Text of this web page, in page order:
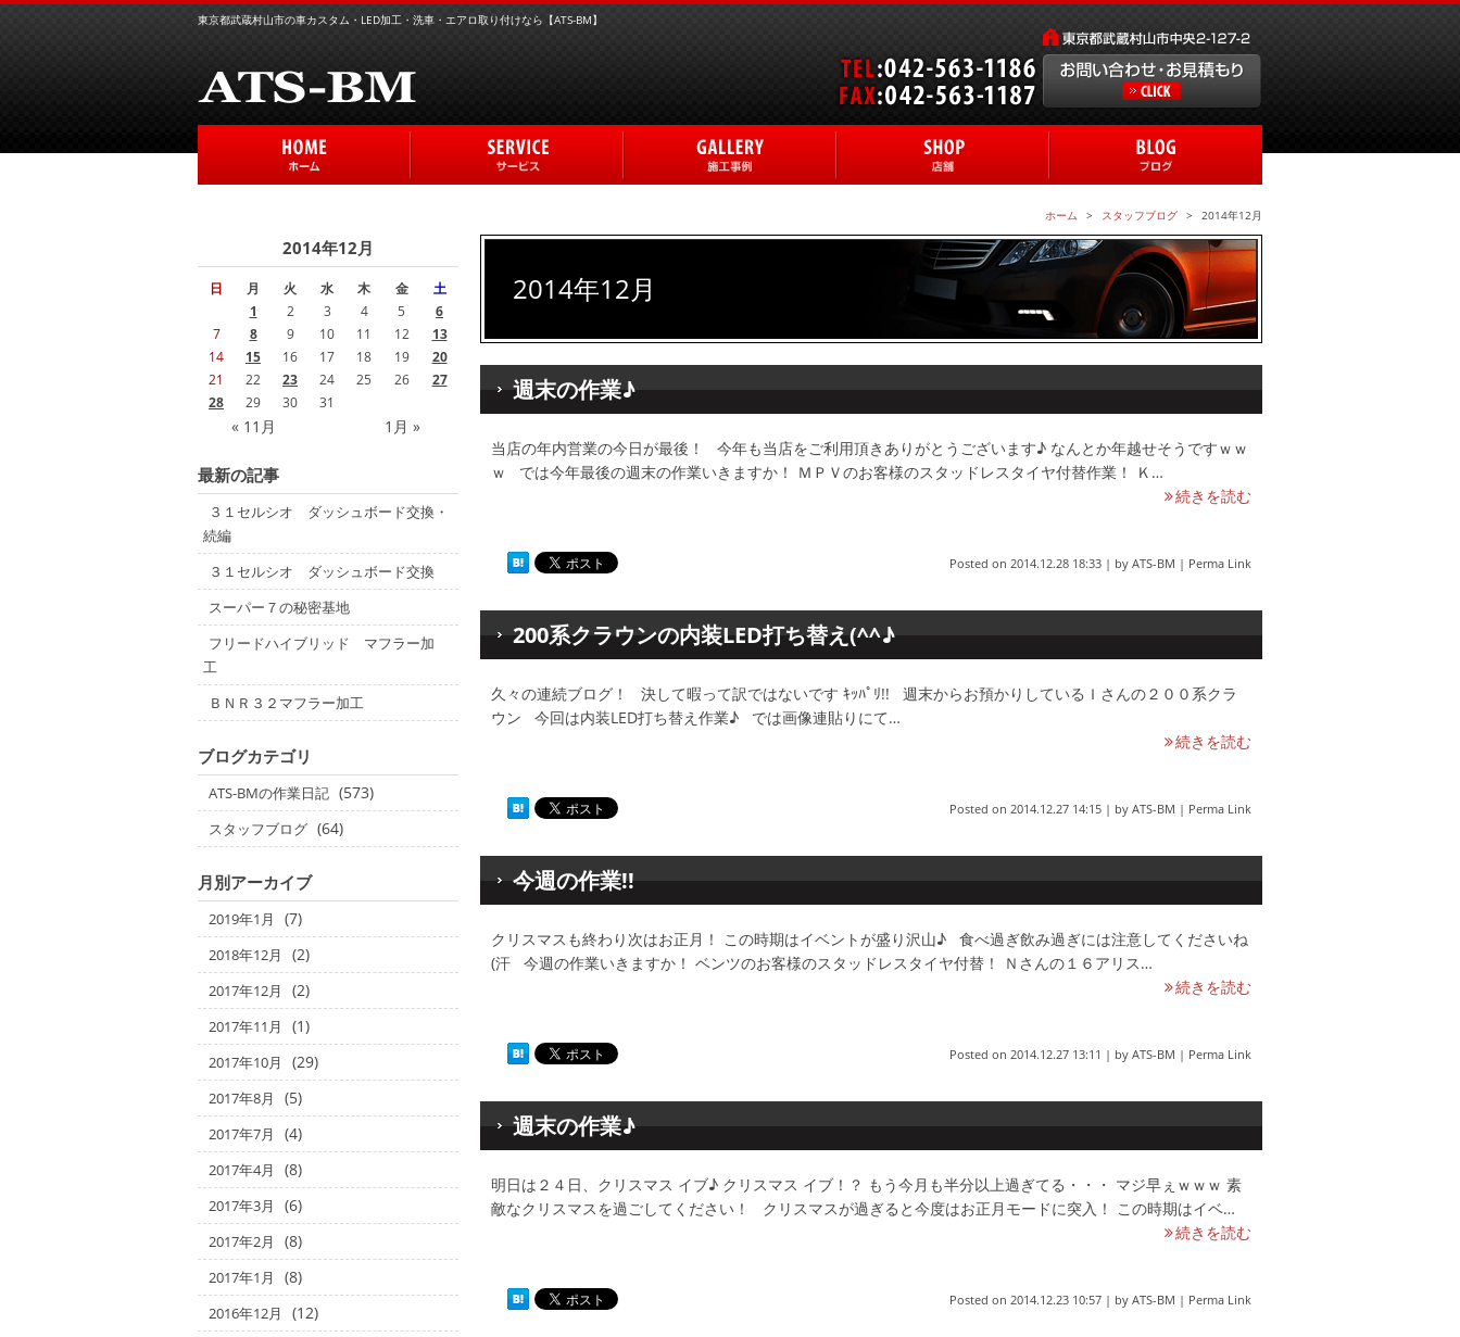
東京都武蔵村山市の車カスタム・LED加工・洗車・エアロ取り付けなら【ATS-BM】
ホーム スタッフブログ 2014年12月
2014年12月
週末の作業♪
当店の年内営業の今日が最後！ 今年も当店をご利用頂きありがとうございます♪ なんとか年越せそうですｗｗ
ｗ では今年最後の週末の作業いきますか！ ＭＰＶのお客様のスタッドレスタイヤ付替作業！ Ｋ…
続きを読む
Posted on 2014.12.28 18:33 | by ATS-BM | Perma Link
200系クラウンの内装LED打ち替え(^^♪
久々の連続ブログ！ 決して暇って訳ではないです ｷｯﾊﾟﾘ!! 週末からお預かりしているＩさんの２００系クラ
ウン 今回は内装LED打ち替え作業♪ では画像連貼りにて…
続きを読む
Posted on 2014.12.27 14:15 | by ATS-BM | Perma Link
今週の作業!!
クリスマスも終わり次はお正月！ この時期はイベントが盛り沢山♪ 食べ過ぎ飲み過ぎには注意してくださいね
(汗 今週の作業いきますか！ ベンツのお客様のスタッドレスタイヤ付替！ Ｎさんの１６アリス…
続きを読む
Posted on 2014.12.27 13:11 | by ATS-BM | Perma Link
週末の作業♪
明日は２４日、クリスマス イブ♪ クリスマス イブ！？ もう今月も半分以上過ぎてる・・・ マジ早ぇｗｗｗ 素
敵なクリスマスを過ごしてください！ クリスマスが過ぎると今度はお正月モードに突入！ この時期はイベ…
続きを読む
Posted on 2014.12.23 10:57 | by ATS-BM | Perma Link
2014年12月
日 月 火 水 木 金 土
« 11月 1月 »
1 2 3 4 5
6
7
8 9 10 11 12
13
14
15 16 17 18 19
20
21
22 23 24 25 26
27
28
29 30 31
最新の記事
３１セルシオ ダッシュボード交換・
続編
３１セルシオ ダッシュボード交換
スーパー７の秘密基地
フリードハイブリッド マフラー加
工
ＢＮＲ３２マフラー加工
ブログカテゴリ
ATS-BMの作業日記 (573)
スタッフブログ (64)
月別アーカイブ
2019年1月 (7)
2018年12月 (2)
2017年12月 (2)
2017年11月 (1)
2017年10月 (29)
2017年8月 (5)
2017年7月 (4)
2017年4月 (8)
2017年3月 (6)
2017年2月 (8)
2017年1月 (8)
2016年12月 (12)